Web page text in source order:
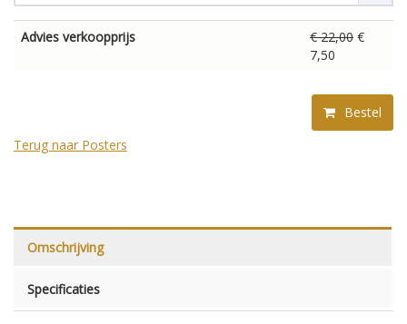
Advies verkoopprijs € 22,00 €
7,50
Bestel
Terug naar Posters
Omschrijving
Specificaties